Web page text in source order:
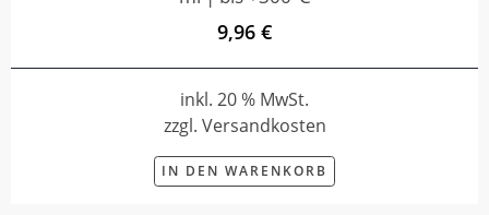
9,96 €
inkl. 20 % MwSt.
zzgl. Versandkosten
IN DEN WARENKORB